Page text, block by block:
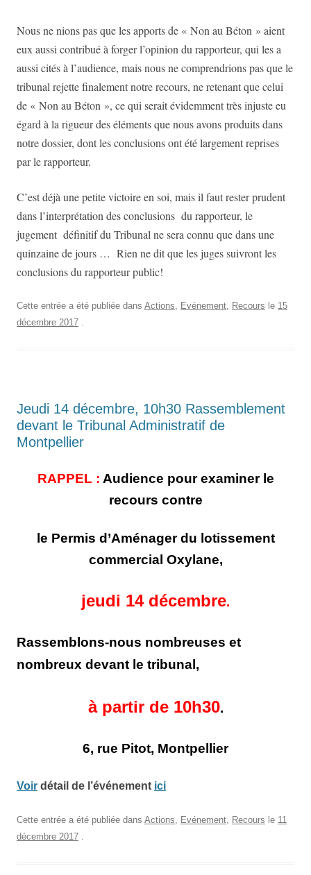
Nous ne nions pas que les apports de « Non au Béton » aient
eux aussi contribué à forger l’opinion du rapporteur, qui les a
aussi cités à l’audience, mais nous ne comprendrions pas que le
tribunal rejette finalement notre recours, ne retenant que celui
de « Non au Béton », ce qui serait évidemment très injuste eu
égard à la rigueur des éléments que nous avons produits dans
notre dossier, dont les conclusions ont été largement reprises
par le rapporteur.
C’est déjà une petite victoire en soi, mais il faut rester prudent
dans l’interprétation des conclusions du rapporteur, le
jugement définitif du Tribunal ne sera connu que dans une
quinzaine de jours … Rien ne dit que les juges suivront les
conclusions du rapporteur public!
Cette entrée a été publiée dans Actions, Evénement, Recours le 15
décembre 2017 .
Jeudi 14 décembre, 10h30 Rassemblement
devant le Tribunal Administratif de
Montpellier
RAPPEL : Audience pour examiner le
recours contre
le Permis d’Aménager du lotissement
commercial Oxylane,
jeudi 14 décembre.
Rassemblons-nous nombreuses et
nombreux devant le tribunal,
à partir de 10h30.
6, rue Pitot, Montpellier
Voir détail de l’événement ici
Cette entrée a été publiée dans Actions, Evénement, Recours le 11
décembre 2017 .